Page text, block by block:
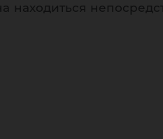
находиться